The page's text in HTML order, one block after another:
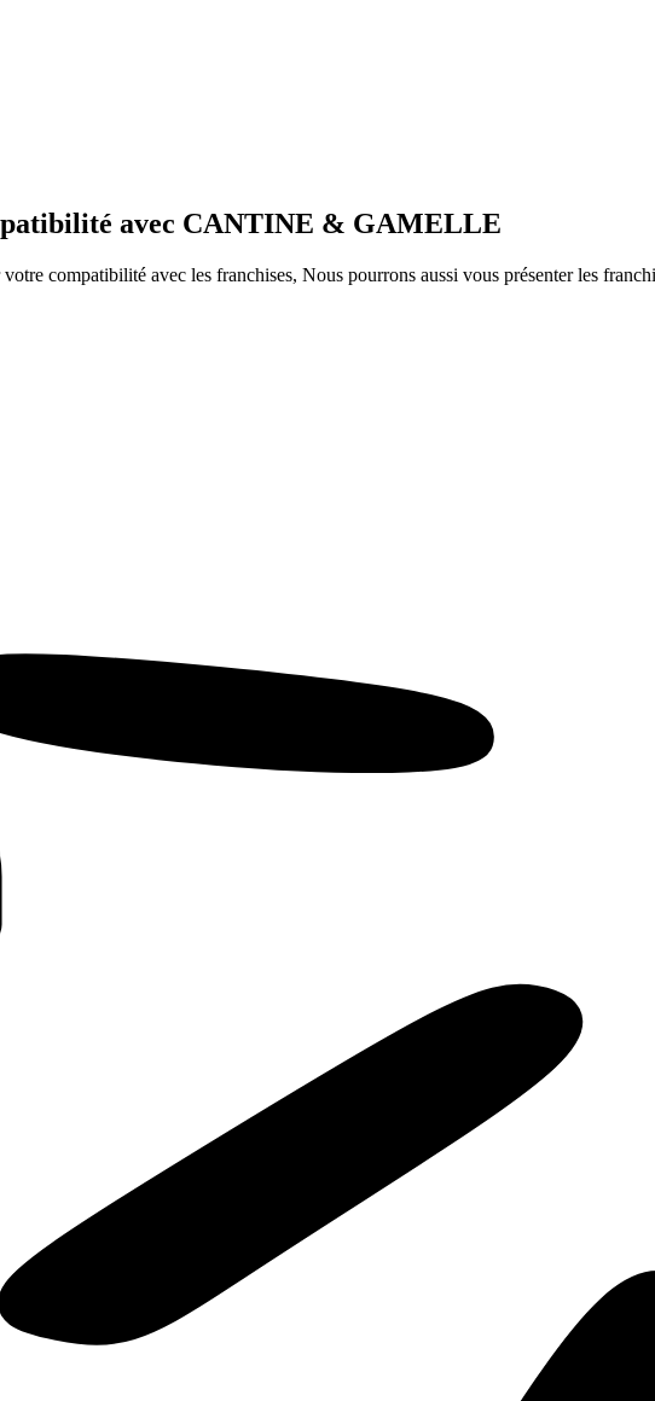
avec CANTINE & GAMELLE
compatibilité avec les franchises, Nous pourrons aussi vous présenter les